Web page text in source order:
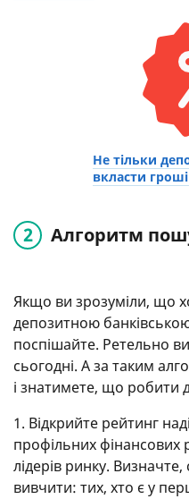
Не тільки
вкласти гроші
Алгоритм
Якщо ви зрозуміли, що
депозитною
поспішайте. Ретельно
сьогодні. А за таким
і знатимете, що робити
1. Відкрийте рейтинг
профільних фінансових
лідерів ринку. Визначте,
вивчити: тих, хто є у